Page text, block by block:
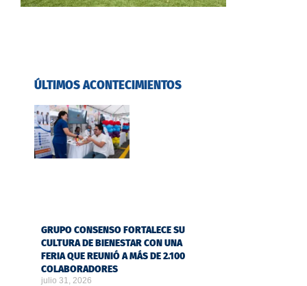
ÚLTIMOS ACONTECIMIENTOS
GRUPO CONSENSO FORTALECE SU
CULTURA DE BIENESTAR CON UNA
FERIA QUE REUNIÓ A MÁS DE 2.100
COLABORADORES
julio 31, 2026